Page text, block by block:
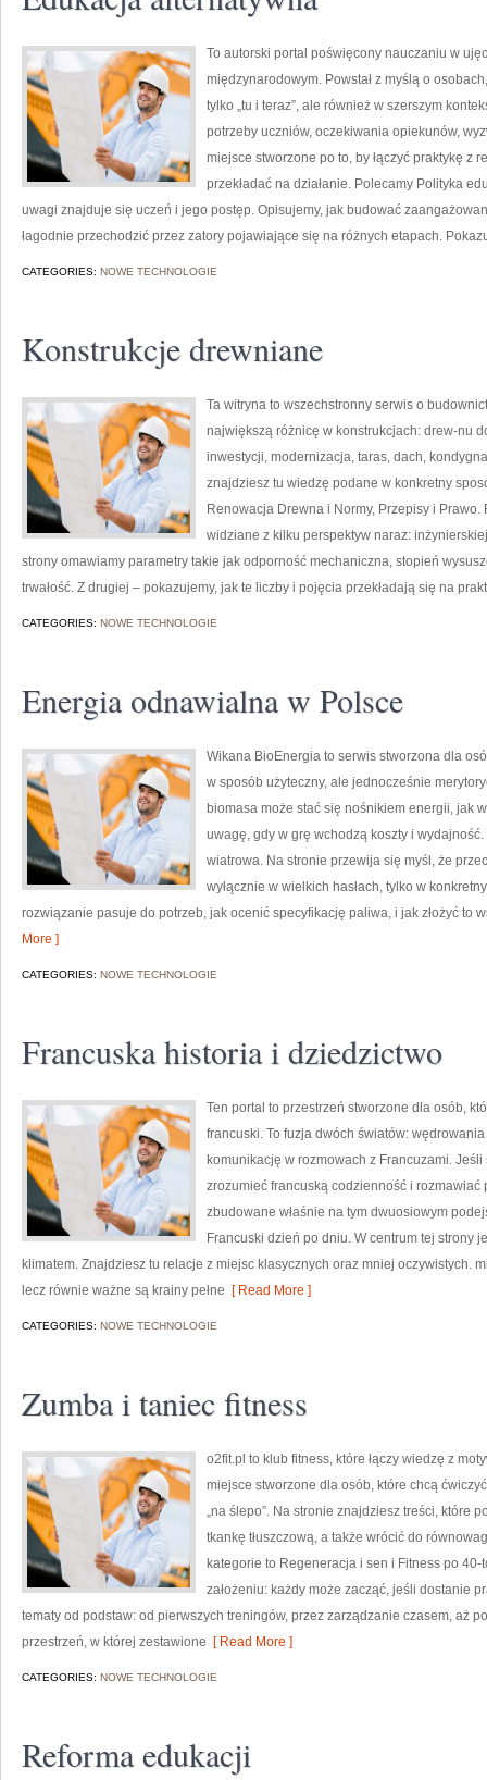
To autorski portal poświęcony nauczaniu w
międzynarodowym. Powstał z myślą o
tylko „tu i teraz”, ale również w szerszym
potrzeby uczniów, oczekiwania opiekunów,
miejsce stworzone po to, by łączyć praktykę z
przekładać na działanie. Polecamy Polityka
uwagi znajduje się uczeń i jego postęp. Opisujemy, jak budować
łagodnie przechodzić przez zatory pojawiające się na różnych etapach.
CATEGORIES: NOWE TECHNOLOGIE
Konstrukcje drewniane
Ta witryna to wszechstronny serwis o
największą różnicę w konstrukcjach: drew-nu
inwestycji, modernizacja, taras, dach,
znajdziesz tu wiedzę podane w konkretny
Renowacja Drewna i Normy, Przepisy i
widziane z kilku perspektyw naraz:
strony omawiamy parametry takie jak odporność mechaniczna, stopień
trwałość. Z drugiej – pokazujemy, jak te liczby i pojęcia przekładają się na
CATEGORIES: NOWE TECHNOLOGIE
Energia odnawialna w Polsce
Wikana BioEnergia to serwis stworzona dla
w sposób użyteczny, ale jednocześnie
biomasa może stać się nośnikiem energii, jak
uwagę, gdy w grę wchodzą koszty i
wiatrowa. Na stronie przewija się myśl, że
wyłącznie w wielkich hasłach, tylko w
rozwiązanie pasuje do potrzeb, jak ocenić specyfikację paliwa, i jak złożyć to
More ]
CATEGORIES: NOWE TECHNOLOGIE
Francuska historia i dziedzictwo
Ten portal to przestrzeń stworzone dla osób,
francuski. To fuzja dwóch światów:
komunikację w rozmowach z Francuzami.
zrozumieć francuską codzienność i
zbudowane właśnie na tym dwuosiowym
Francuski dzień po dniu. W centrum tej strony
klimatem. Znajdziesz tu relacje z miejsc klasycznych oraz mniej oczywistych.
lecz równie ważne są krainy pełne [ Read More ]
CATEGORIES: NOWE TECHNOLOGIE
Zumba i taniec fitness
o2fit.pl to klub fitness, które łączy wiedzę z
miejsce stworzone dla osób, które chcą
„na ślepo”. Na stronie znajdziesz treści, które
tkankę tłuszczową, a także wrócić do
kategorie to Regeneracja i sen i Fitness po
założeniu: każdy może zacząć, jeśli dostanie
tematy od podstaw: od pierwszych treningów, przez zarządzanie czasem, aż
przestrzeń, w której zestawione [ Read More ]
CATEGORIES: NOWE TECHNOLOGIE
Reforma edukacji